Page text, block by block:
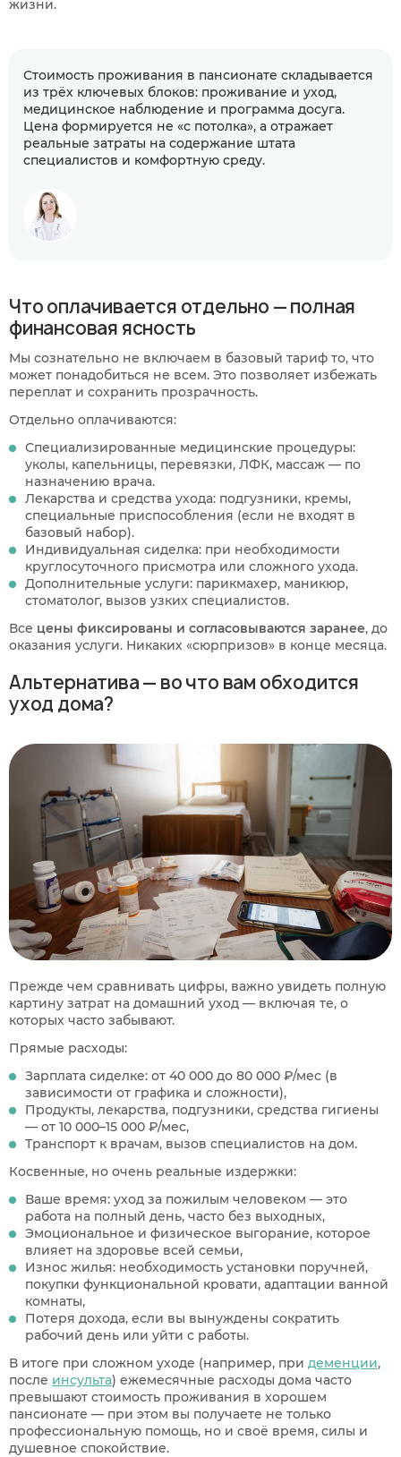
жизни.
Стоимость проживания в пансионате складывается
из трёх ключевых блоков: проживание и уход,
медицинское наблюдение и программа досуга.
Цена формируется не «с потолка», а отражает
реальные затраты на содержание штата
специалистов и комфортную среду.
Что оплачивается отдельно — полная
финансовая ясность
Мы сознательно не включаем в базовый тариф то, что
может понадобиться не всем. Это позволяет избежать
переплат и сохранить прозрачность.
Отдельно оплачиваются:
Специализированные медицинские процедуры:
уколы, капельницы, перевязки, ЛФК, массаж — по
назначению врача.
Лекарства и средства ухода: подгузники, кремы,
специальные приспособления (если не входят в
базовый набор).
Индивидуальная сиделка: при необходимости
круглосуточного присмотра или сложного ухода.
Дополнительные услуги: парикмахер, маникюр,
стоматолог, вызов узких специалистов.
Все цены фиксированы и согласовываются заранее, до
оказания услуги. Никаких «сюрпризов» в конце месяца.
Альтернатива — во что вам обходится
уход дома?
Прежде чем сравнивать цифры, важно увидеть полную
картину затрат на домашний уход — включая те, о
которых часто забывают.
Прямые расходы:
Зарплата сиделке: от 40 000 до 80 000 ₽/мес (в
зависимости от графика и сложности),
Продукты, лекарства, подгузники, средства гигиены
— от 10 000–15 000 ₽/мес,
Транспорт к врачам, вызов специалистов на дом.
Косвенные, но очень реальные издержки:
Ваше время: уход за пожилым человеком — это
работа на полный день, часто без выходных,
Эмоциональное и физическое выгорание, которое
влияет на здоровье всей семьи,
Износ жилья: необходимость установки поручней,
покупки функциональной кровати, адаптации ванной
комнаты,
Потеря дохода, если вы вынуждены сократить
рабочий день или уйти с работы.
В итоге при сложном уходе (например, при деменции,
после инсульта) ежемесячные расходы дома часто
превышают стоимость проживания в хорошем
пансионате — при этом вы получаете не только
профессиональную помощь, но и своё время, силы и
душевное спокойствие.